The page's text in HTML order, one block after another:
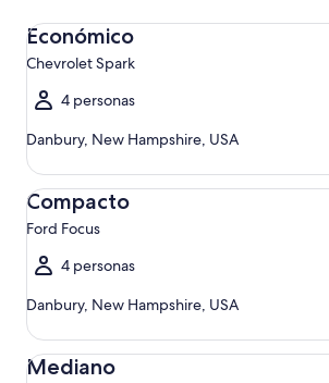
Económico
Chevrolet Spark
4 personas
Danbury, New Hampshire, USA
Económico Chevrolet Spark
Compacto
Ford Focus
4 personas
Danbury, New Hampshire, USA
Compacto Ford Focus
Mediano
Mediano Toyota Corolla